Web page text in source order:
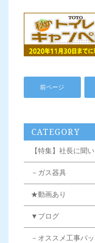
前ページ
CATEGORY
【特集】社長に聞
－ガス器具
★動画あり
▼ブログ
－オススメ工事パッ